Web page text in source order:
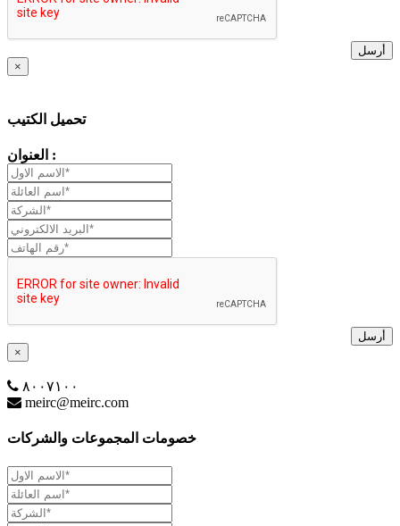
أرسل
×
تحميل الكتيب
العنوان :
أرسل
×
٨٠٠٧١٠٠
meirc@meirc.com
خصومات المجموعات والشركات